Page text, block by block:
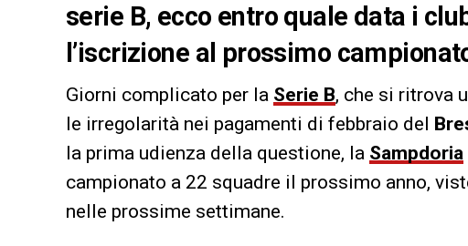
serie B, ecco entro quale data i
l’iscrizione al prossimo
Giorni complicato per la Serie B, che si ritrova
le irregolarità nei pagamenti di febbraio del
la prima udienza della questione, la Sampdoria
campionato a 22 squadre il prossimo anno,
nelle prossime settimane.